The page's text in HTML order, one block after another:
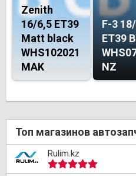
Zenith
16/6,5 ET39
Matt black
WHS102021
MAK
F-3
ET39
NZ
Топ магазинов
Rulim.kz